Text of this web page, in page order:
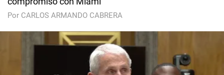
Por CARLOS ARMANDO CABRERA